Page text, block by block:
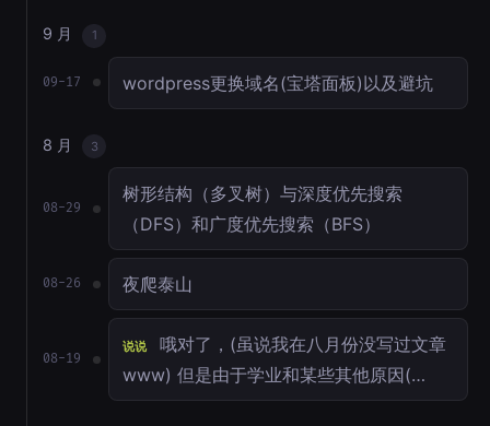
9 月 1
09-17 wordpress更换域名(宝塔面板)以及避坑
8 月 3
08-29
树形结构（多叉树）与深度优先搜索
（DFS）和广度优先搜索（BFS）
08-26 夜爬泰山
08-19
说说
哦对了，(虽说我在八月份没写过文章
www) 但是由于学业和某些其他原因(…